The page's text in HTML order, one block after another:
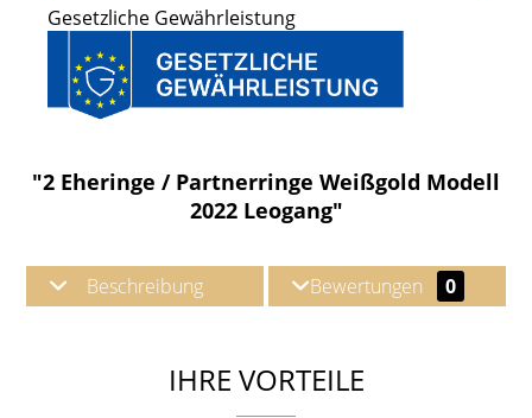
Gesetzliche Gewährleistung
"2 Eheringe / Partnerringe Weißgold Modell
2022 Leogang"
Beschreibung Bewertungen 0
IHRE VORTEILE